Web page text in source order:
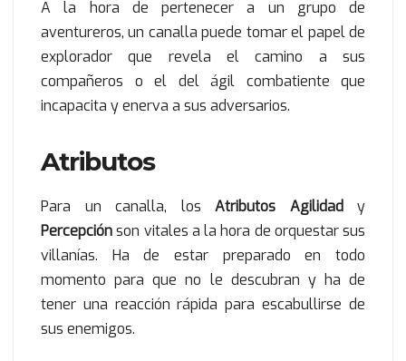
A la hora de pertenecer a un grupo de
aventureros, un canalla puede tomar el papel de
explorador que revela el camino a sus
compañeros o el del ágil combatiente que
incapacita y enerva a sus adversarios.
Atributos
Para un canalla, los Atributos Agilidad y
Percepciónson vitales a la hora de orquestar sus
villanías. Ha de estar preparado en todo
momento para que no le descubran y ha de
tener una reacción rápida para escabullirse de
sus enemigos.